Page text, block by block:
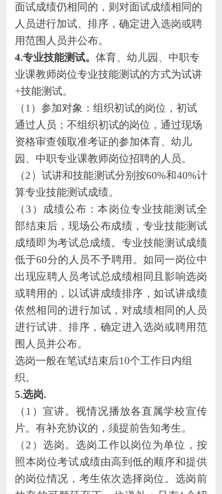
面试成绩仍相同的，则 对面试成绩相同的
人员进行加试、排序 ，确定进入选岗或聘
用范围人员并公布。
4.专业技能测试。体育、幼儿园、中职专
业课教师岗位专业技能测试的方式为试讲
+技能测试。
（ 1）参加对象：组织初试的岗位，初试
通过人员；不组织初试的岗位，通过现场
资格审查领取准考证的参加体育、幼儿
园、中职专业课教师岗位招聘的人员。
（2） 试讲和技能测试分别按60%和40%计
算专业技能测试成绩。
（ 3 ）成绩公布：本岗位专业技能测试全
部结束后，现场公布成绩 ，专业技能测试
成绩即为考试总成绩。 专业技能测试成绩
低于60分的人员不予聘用。如同一岗位中
出现应聘人员考试总成绩相同且影响选岗
或聘用的， 以试讲成绩排序，如试讲成绩
依然相同的进行加试， 对成绩相同的人员
进行试讲、排序，确定进入选岗或聘用范
围人员并公布。
选岗一般在笔试结束后10个工作日内组
织。
5.选岗.
（ 1 ） 宣讲。视情况播放各直属学校宣传
片。有补充协议的，须提前告知考生。
（ 2 ） 选岗。选岗工作以岗位为单位，按
照本岗位考试成绩由高到低的顺序和提供
的岗位情况，考生依次选择岗位。选岗前